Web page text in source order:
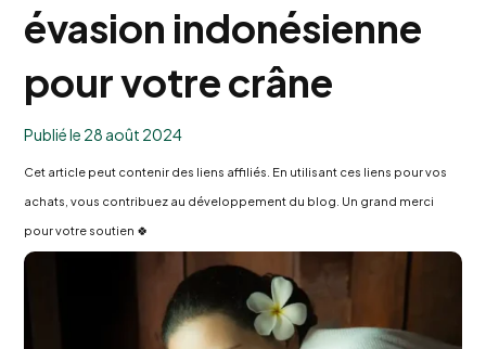
évasion indonésienne
pour votre crâne
Publié le 28 août 2024
Cet article peut contenir des liens affiliés. En utilisant ces liens pour vos
achats, vous contribuez au développement du blog. Un grand merci
pour votre soutien 🍀